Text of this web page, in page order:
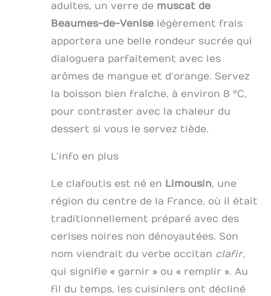
adultes, un verre de muscat de
Beaumes-de-Venise légèrement frais
apportera une belle rondeur sucrée qui
dialoguera parfaitement avec les
arômes de mangue et d’orange. Servez
la boisson bien fraîche, à environ 8 °C,
pour contraster avec la chaleur du
dessert si vous le servez tiède.
L’info en plus
Le clafoutis est né en Limousin, une
région du centre de la France, où il était
traditionnellement préparé avec des
cerises noires non dénoyautées. Son
nom viendrait du verbe occitan clafir,
qui signifie « garnir » ou « remplir ». Au
fil du temps, les cuisiniers ont décliné